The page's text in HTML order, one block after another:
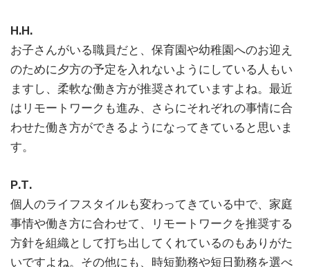
H.H.
お子さんがいる職員だと、保育園や幼稚園へのお迎え
のために夕方の予定を入れないようにしている人もい
ますし、柔軟な働き方が推奨されていますよね。最近
はリモートワークも進み、さらにそれぞれの事情に合
わせた働き方ができるようになってきていると思いま
す。
P.T.
個人のライフスタイルも変わってきている中で、家庭
事情や働き方に合わせて、リモートワークを推奨する
方針を組織として打ち出してくれているのもありがた
いですよね。その他にも、時短勤務や短日勤務を選べ